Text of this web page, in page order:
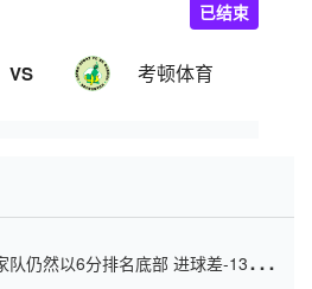
VS 考顿体育
已结束
仍然以6分排名底部 进球差-13令人